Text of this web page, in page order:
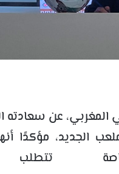
عن سعادته
الجديد، مؤكدًا
تتطلب